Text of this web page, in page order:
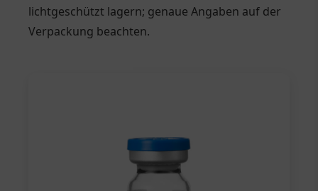
lichtgeschützt lagern; genaue Angaben auf der
Verpackung beachten.